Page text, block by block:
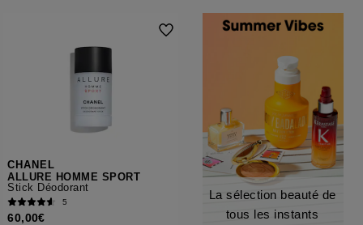
CHANEL
ALLURE HOMME SPORT
Stick Déodorant
5
60,00€
La sélection beauté de
tous les instants